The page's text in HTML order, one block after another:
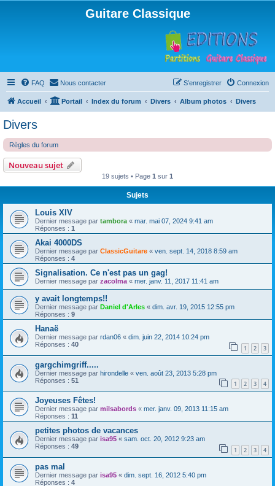
Guitare Classique
FAQ Nous contacter Connexion
S’enregistrer
Accueil Portail Index du forum Divers Album photos Divers
Divers
Règles du forum
Nouveau sujet
19 sujets • Page 1 sur 1
Sujets
Louis XIV
Dernier message par tambora « mar. mai 07, 2024 9:41 am
Réponses : 1
Akai 4000DS
Dernier message par ClassicGuitare « ven. sept. 14, 2018 8:59 am
Réponses : 4
Signalisation. Ce n'est pas un gag!
Dernier message par zacolma « mer. janv. 11, 2017 11:41 am
y avait longtemps!!
Dernier message par Daniel d'Arles « dim. avr. 19, 2015 12:55 pm
Réponses : 9
Hanaë
Dernier message par rdan06 « dim. juin 22, 2014 10:24 pm
Réponses : 40 1 2 3
gargchimgriff.....
Dernier message par hirondelle « ven. août 23, 2013 5:28 pm
Réponses : 51 1 2 3 4
Joyeuses Fêtes!
Dernier message par milsabords « mer. janv. 09, 2013 11:15 am
Réponses : 11
petites photos de vacances
Dernier message par isa95 « sam. oct. 20, 2012 9:23 am
Réponses : 49 1 2 3 4
pas mal
Dernier message par isa95 « dim. sept. 16, 2012 5:40 pm
Réponses : 4